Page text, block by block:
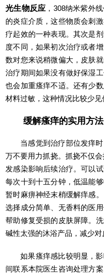
光生物反应 ，308纳米紫外
的炎症介质，这些物质会刺
疗起效的一种表现。其次是
度不同，如果初次治疗或者
数对您来说稍微偏大，皮肤
治疗期间如果没有做好保湿
也会加重瘙痒不适。还有少
材料过敏，这种情况比较少见
缓解瘙痒的实用方法
当感觉到治疗部位发痒
万不要用力抓挠。抓挠不仅
发感染影响后续治疗。可以
每次十到十五分钟，低温能
暂时麻痹神经末梢缓解痒感
选择成分简单、无香料的医
帮助修复受损的皮肤屏障。
碱性太强的沐浴产品，减少对
如果瘙痒感比较明显，
间联系本院医生咨询处理方